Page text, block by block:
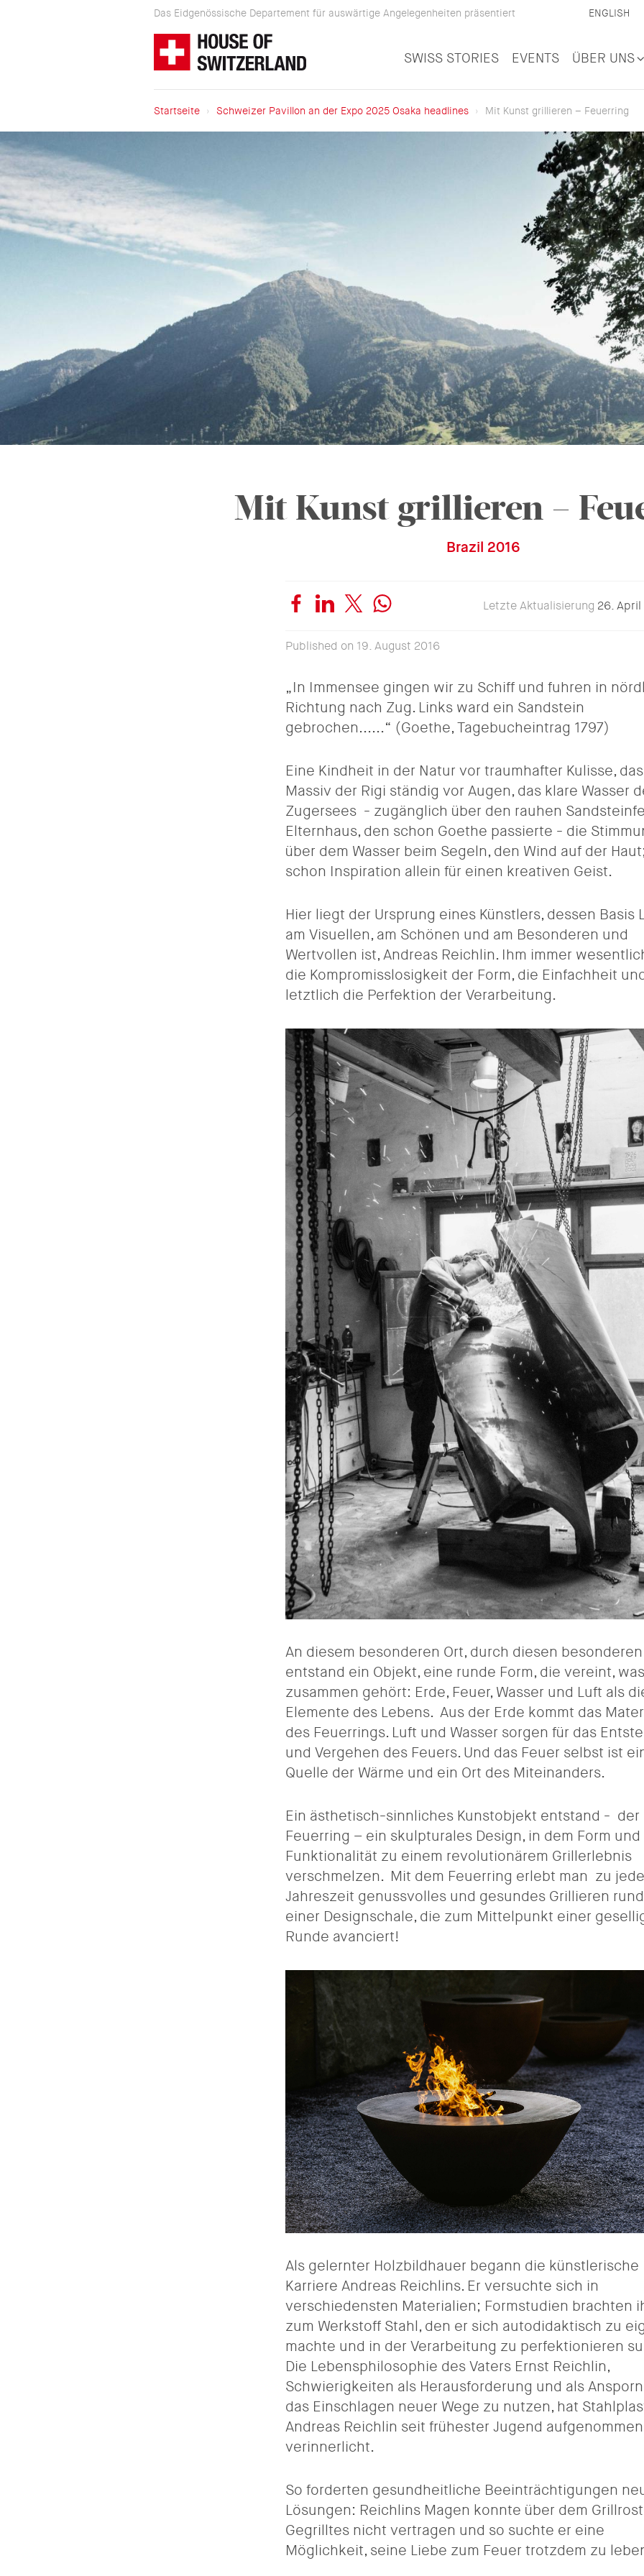
Das Eidgenössische Departement für auswärtige Angelegenheiten präsentiert ENGLISH
Das
Eidgenössische
für
SWISS STORIES EVENTS ÜBER UNS
Breadcrumb
Startseite Schweizer Pavillon an der Expo 2025 Osaka headlines Mit Kunst grillieren – Feuerring
Mit Kunst grillieren –
Brazil 2016
Letzte Aktualisierung 26. April
Published on 19. August 2016
„In Immensee gingen wir zu Schiff und fuhren in
Richtung nach Zug. Links ward ein Sandstein
gebrochen......“ (Goethe, Tagebucheintrag 1797)
Eine Kindheit in der Natur vor traumhafter Kulisse, das
Massiv der Rigi ständig vor Augen, das klare Wasser
Zugersees - zugänglich über den rauhen
Elternhaus, den schon Goethe passierte - die
über dem Wasser beim Segeln, den Wind auf der
schon Inspiration allein für einen kreativen Geist.
Hier liegt der Ursprung eines Künstlers, dessen Basis
am Visuellen, am Schönen und am Besonderen und
Wertvollen ist, Andreas Reichlin. Ihm immer
die Kompromisslosigkeit der Form, die Einfachheit
letztlich die Perfektion der Verarbeitung.
An diesem besonderen Ort, durch diesen
entstand ein Objekt, eine runde Form, die vereint, was
zusammen gehört: Erde, Feuer, Wasser und Luft als
Elemente des Lebens. Aus der Erde kommt das
des Feuerrings. Luft und Wasser sorgen für das
und Vergehen des Feuers. Und das Feuer selbst ist
Quelle der Wärme und ein Ort des Miteinanders.
Ein ästhetisch-sinnliches Kunstobjekt entstand - der
Feuerring – ein skulpturales Design, in dem Form und
Funktionalität zu einem revolutionärem Grillerlebnis
verschmelzen. Mit dem Feuerring erlebt man zu
Jahreszeit genussvolles und gesundes Grillieren
einer Designschale, die zum Mittelpunkt einer
Runde avanciert!
Als gelernter Holzbildhauer begann die künstlerische
Karriere Andreas Reichlins. Er versuchte sich in
verschiedensten Materialien; Formstudien brachten
zum Werkstoff Stahl, den er sich autodidaktisch zu
machte und in der Verarbeitung zu perfektionieren
Die Lebensphilosophie des Vaters Ernst Reichlin,
Schwierigkeiten als Herausforderung und als
das Einschlagen neuer Wege zu nutzen, hat
Andreas Reichlin seit frühester Jugend
verinnerlicht.
So forderten gesundheitliche Beeinträchtigungen
Lösungen: Reichlins Magen konnte über dem Grillrost
Gegrilltes nicht vertragen und so suchte er eine
Möglichkeit, seine Liebe zum Feuer trotzdem zu